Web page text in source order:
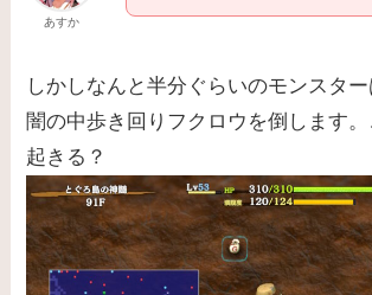
あすか
しかしなんと半分ぐらいのモンスタ
闇の中歩き回りフクロウを倒します
起きる？